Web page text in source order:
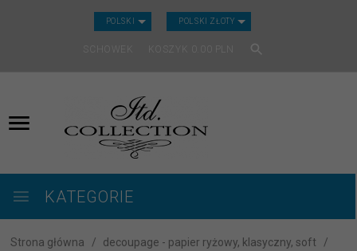
POLSKI CURRENCY_H
POLSKI ZŁOTY
SCHOWEK KOSZYK
KATEGORIE
Strona główna decoupage - papier ryżowy, klasyczny, soft